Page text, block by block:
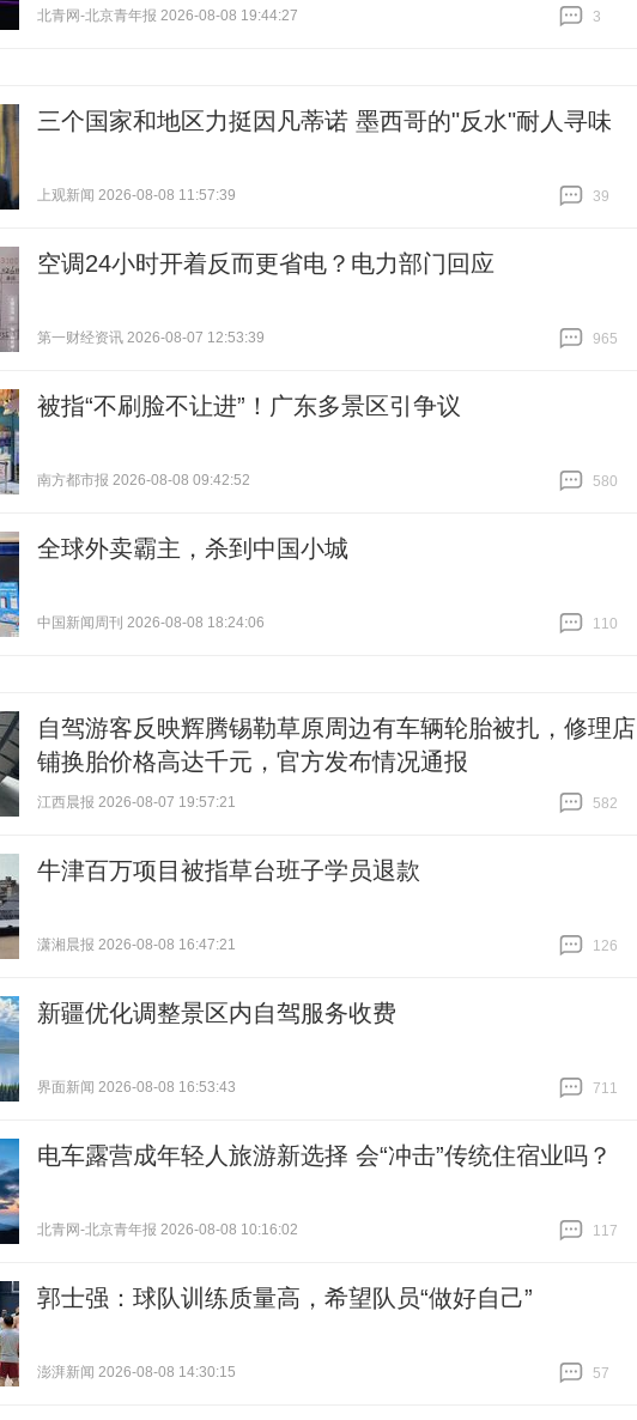
北青网-北京青年报 2026-08-08 19:44:27
3
三个国家和地区力挺因凡蒂诺 墨西哥的"反水"耐人寻味
上观新闻 2026-08-08 11:57:39
39
空调24小时开着反而更省电？电力部门回应
第一财经资讯 2026-08-07 12:53:39
965
被指“不刷脸不让进”！广东多景区引争议
南方都市报 2026-08-08 09:42:52
580
全球外卖霸主，杀到中国小城
中国新闻周刊 2026-08-08 18:24:06
110
自驾游客反映辉腾锡勒草原周边有车辆轮胎被扎，修理店
铺换胎价格高达千元，官方发布情况通报
江西晨报 2026-08-07 19:57:21
582
牛津百万项目被指草台班子学员退款
潇湘晨报 2026-08-08 16:47:21
126
新疆优化调整景区内自驾服务收费
界面新闻 2026-08-08 16:53:43
711
电车露营成年轻人旅游新选择 会“冲击”传统住宿业吗？
北青网-北京青年报 2026-08-08 10:16:02
117
郭士强：球队训练质量高，希望队员“做好自己”
澎湃新闻 2026-08-08 14:30:15
57